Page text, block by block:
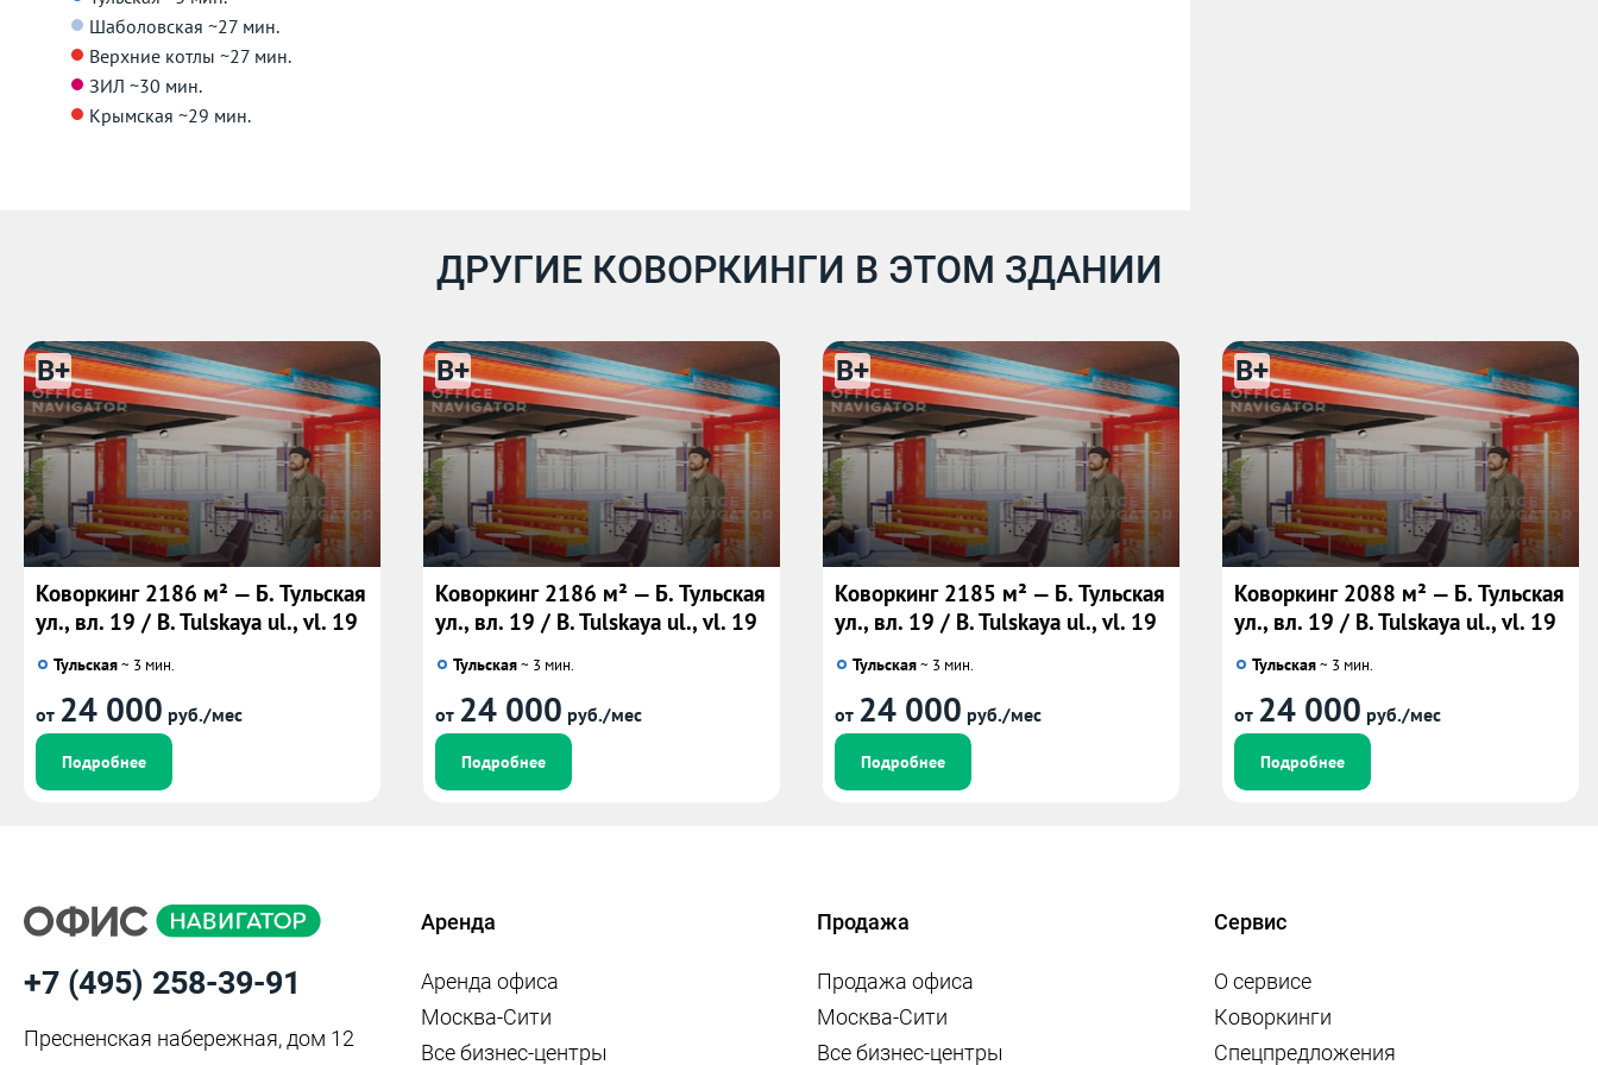
Шаболовская ~27 мин.
Верхние котлы ~27 мин.
ЗИЛ ~30 мин.
Крымская ~29 мин.
ДРУГИЕ КОВОРКИНГИ В ЭТОМ ЗДАНИИ
B+
Коворкинг 2186 м² — Б. Тульская
ул., вл. 19 / B. Tulskaya ul., vl. 19
Тульская~ 3 мин.
от 24 000 руб./мес
Подробнее
B+
Коворкинг 2186 м² — Б. Тульская
ул., вл. 19 / B. Tulskaya ul., vl. 19
Тульская~ 3 мин.
от 24 000 руб./мес
Подробнее
B+
Коворкинг 2185 м² — Б. Тульская
ул., вл. 19 / B. Tulskaya ul., vl. 19
Тульская~ 3 мин.
от 24 000 руб./мес
Подробнее
B+
Коворкинг 2088 м² — Б. Тульская
ул., вл. 19 / B. Tulskaya ul., vl. 19
Тульская~ 3 мин.
от 24 000 руб./мес
Подробнее
+7 (495) 258-39-91
Пресненская набережная, дом 12
Аренда
Аренда офиса
Москва-Сити
Все бизнес-центры
Продажа
Продажа офиса
Москва-Сити
Все бизнес-центры
Сервис
О сервисе
Коворкинги
Спецпредложения